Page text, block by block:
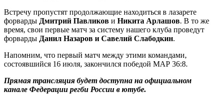
Встречу пропустят продолжающие находиться в лазарете
форварды Дмитрий Павликов и Никита Арлашов. В то же
время, свои первые матч за систему нашего клуба проведут
форварды Данил Назаров и Савелий Слабодкин.
Напомним, что первый матч между этими командами,
состоявшийся 16 июля, закончился победой МАР 36:8.
Прямая трансляция будет доступна на официальном
канале Федерации регби России в ютубе.